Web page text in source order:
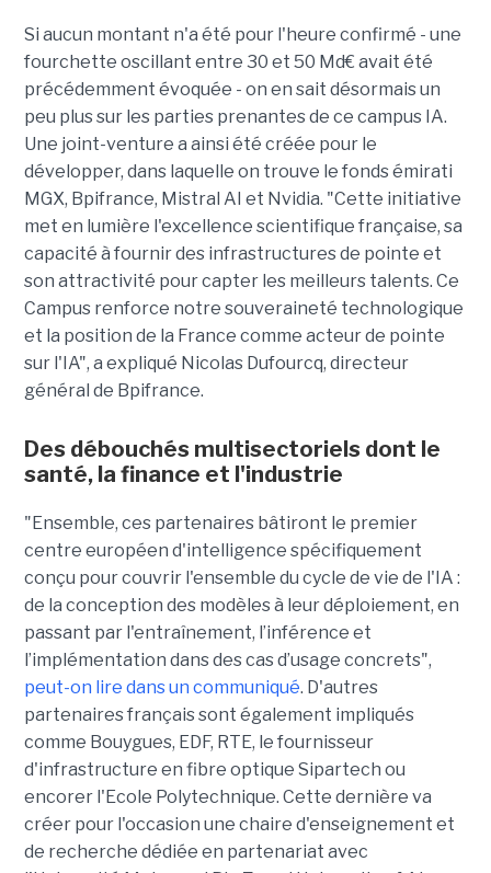
Si aucun montant n'a été pour l'heure confirmé - une
fourchette oscillant entre 30 et 50 Md€ avait été
précédemment évoquée - on en sait désormais un
peu plus sur les parties prenantes de ce campus IA.
Une joint-venture a ainsi été créée pour le
développer, dans laquelle on trouve le fonds émirati
MGX, Bpifrance, Mistral AI et Nvidia. "Cette initiative
met en lumière l'excellence scientifique française, sa
capacité à fournir des infrastructures de pointe et
son attractivité pour capter les meilleurs talents. Ce
Campus renforce notre souveraineté technologique
et la position de la France comme acteur de pointe
sur l'IA", a expliqué Nicolas Dufourcq, directeur
général de Bpifrance.
Des débouchés multisectoriels dont le
santé, la finance et l'industrie
"Ensemble, ces partenaires bâtiront le premier
centre européen d'intelligence spécifiquement
conçu pour couvrir l'ensemble du cycle de vie de l'IA :
de la conception des modèles à leur déploiement, en
passant par l'entraînement, l’inférence et
l’implémentation dans des cas d’usage concrets",
peut-on lire dans un communiqué. D'autres
partenaires français sont également impliqués
comme Bouygues, EDF, RTE, le fournisseur
d'infrastructure en fibre optique Sipartech ou
encorer l'Ecole Polytechnique. Cette dernière va
créer pour l'occasion une chaire d'enseignement et
de recherche dédiée en partenariat avec